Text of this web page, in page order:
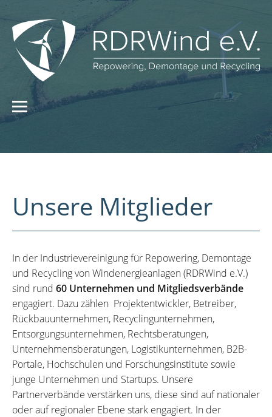
Unsere Mitglieder
In der Industrievereinigung für Repowering, Demontage
und Recycling von Windenergieanlagen (RDRWind e.V.)
sind rund 60 Unternehmen und Mitgliedsverbände
engagiert. Dazu zählen Projektentwickler, Betreiber,
Rückbauunternehmen, Recyclingunternehmen,
Entsorgungsunternehmen, Rechtsberatungen,
Unternehmensberatungen, Logistikunternehmen, B2B-
Portale, Hochschulen und Forschungsinstitute sowie
junge Unternehmen und Startups. Unsere
Partnerverbände verstärken uns, diese sind auf nationaler
oder auf regionaler Ebene stark engagiert. In der